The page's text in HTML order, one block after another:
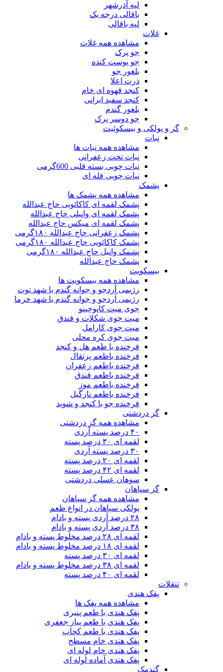
لپه آذرشهر
باقالی درجه یک
لپه باقالی
غلات
مشاهده همه غلات
جو پرک
جو پوست کنده
بلغور جو
ذرت اعلا
کنجد قهوه ای خام
کنجد سفید ایرانی
بلغور گندم
جو دوسر پرک
گز و پولکی و بیسکوئیت
نبات
مشاهده همه نبات ها
نبات تخت زعفرانی
نبات چوبی بسته قلبی 600گرمی
نبات چوبی فله ای
پشمک
مشاهده همه پشمک ها
پشمک لقمه ای کاکائویی حاج عبدالله
پشمک لقمه ای وانیلی حاج عبدالله
پشمک لقمه ای میکس حاج عبدالله
پشمک زعفرانی حاج عبدالله ۱۸۰گرمی
پشمک کاکائویی حاج عبدالله ۱۸۰گرمی
پشمک وانیل حاج عبدالله ۱۸۰گرمی
پشمک حاج عبدالله
بیسکویت
مشاهده همه بیسکویت ها
رژیمی آردجو و جوانه گندم با شهد توت
رژیمی آردجو و جوانه گندم با شهد خرما
جوی میت کاپوچینو
میت جوی شکلات و فندق
میت جوی کارامل
میت جوی کره محلی
فرخنده با طعم هل و کنجد
فرخنده باطعم پرتقال
فرخنده باطعم زعفران
فرخنده باطعم فندق
فرخنده باطعم موز
فرخنده باطعم نارگیل
فرخنده جو با کنجد و شوید
گز دردشتی
مشاهده همه گز دردشتی
۴۰ درصد پسته آردی
لقمه ای ۳۰ درصد پسته
۳۰ درصد پسته آردی
لقمه ای ۲۰ درصد پسته
لقمه ای ۴۲ درصد پسته
سوهان عسلی دردشتی
گز سپاهان
مشاهده همه گز سپاهان
پولکی سپاهان در انواع طعم
۲۸ درصد آردی پسته و بادام
۳۸ درصد آردی پسته و بادام
لقمه ای ۲۸ درصد مخلوط پسته و بادام
لقمه ای ۱۸ درصد مخلوط پسته و بادام
لقمه ای ۳۰ درصد پسته
لقمه ای ۳۸ درصد مخلوط پسته و بادام
لقمه ای ۴۰ درصد پسته
تنقلات
پفک هندی
مشاهده همه پفک ها
پفک هندی با طعم پنیری
پفک هندی با طعم پیاز جعفری
پفک هندی با طعم کچاپ
پفک هندی خام مسطح
پفک هندی خام لوله ای
پفک هندی آماده لوله ای
گندمک